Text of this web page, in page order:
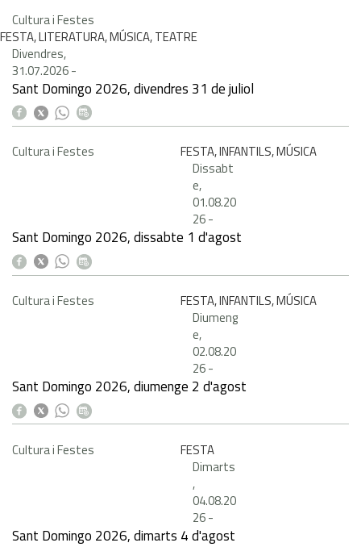
Cultura i Festes
FESTA, LITERATURA, MÚSICA, TEATRE
Divendres,
31.07.2026-
Sant Domingo 2026, divendres 31 de juliol
Cultura i Festes
FESTA, INFANTILS, MÚSICA
Dissabt
e,
01.08.20
26-
Sant Domingo 2026, dissabte 1 d'agost
Cultura i Festes
FESTA, INFANTILS, MÚSICA
Diumeng
e,
02.08.20
26-
Sant Domingo 2026, diumenge 2 d'agost
Cultura i Festes
FESTA
Dimarts
,
04.08.20
26-
Sant Domingo 2026, dimarts 4 d'agost